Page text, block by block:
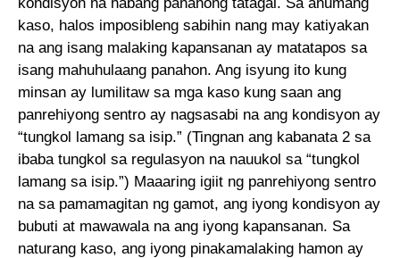
kaso, halos imposibleng sabihin nang may katiyakan
na ang isang malaking kapansanan ay matatapos sa
isang mahuhulaang panahon. Ang isyung ito kung
minsan ay lumilitaw sa mga kaso kung saan ang
panrehiyong sentro ay nagsasabi na ang kondisyon ay
“tungkol lamang sa isip.” (Tingnan ang kabanata 2 sa
ibaba tungkol sa regulasyon na nauukol sa “tungkol
lamang sa isip.”) Maaaring igiit ng panrehiyong sentro
na sa pamamagitan ng gamot, ang iyong kondisyon ay
bubuti at mawawala na ang iyong kapansanan. Sa
naturang kaso, ang iyong pinakamalaking hamon ay